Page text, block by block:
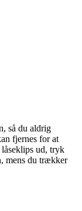
så du aldrig
fjernes for at
ud, tryk
mens du trækker